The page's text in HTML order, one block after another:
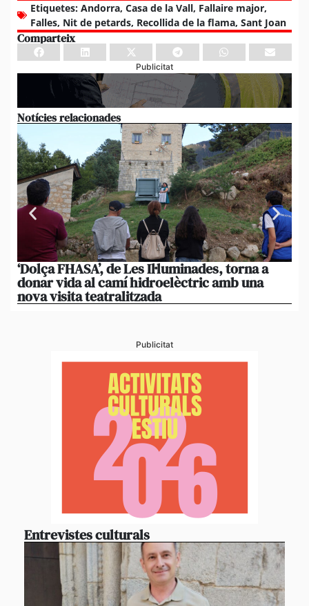
Etiquetes: Andorra, Casa de la Vall, Fallaire major,
Falles, Nit de petards, Recollida de la flama, Sant Joan
Comparteix
Publicitat
Notícies relacionades
‘Dolça FHASA’, de Les Il·luminades, torna a
donar vida al camí hidroelèctric amb una
nova visita teatralitzada
Publicitat
Entrevistes culturals